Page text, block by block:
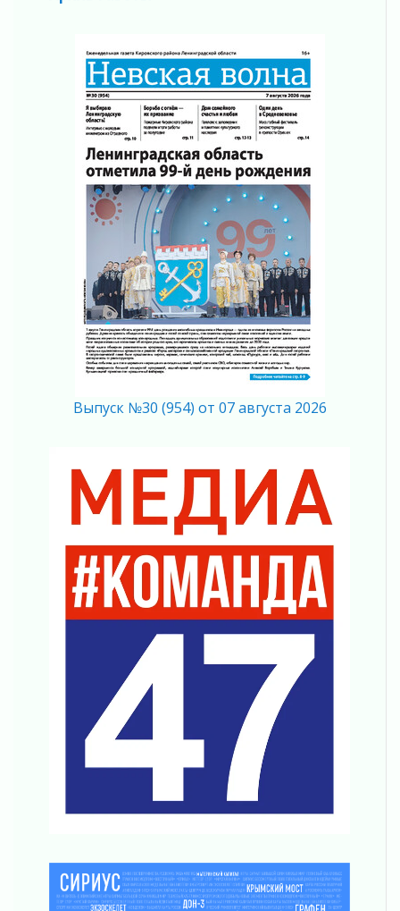
04 августа 2026
04 августа 2026
Награды нашли строителей
03 августа 2026
Ленобласть повышает производительность
труда в ЖКХ
03 августа 2026
Поддержка волонтерских объединений
03 августа 2026
Ладожский мост полностью закроют на два
Музеи Ленобласти обновляют пространства
03 августа 2026
Новая площадка: 2027
03 августа 2026
Часть медиков в Ленобласти сможет
рассчитывать на доплату от региона
03 августа 2026
Клюква наливается, но в корзинку пока не
просится
03 августа 2026
Строительные компании Ленобласти
подняли зарплаты почти на 40% за год
03 августа 2026
Шесть новых жизней в честь дня рождения
Ленинградской области
Уроки безопасности для детей и взрослых
03 августа 2026
Ленобласть отмечает День Воздушно-
десантных войск
Ленобласть отметила заслуги жителей перед
Ладога — не пруд
02 августа 2026
Выпуск №30 (954) от 07 августа 2026